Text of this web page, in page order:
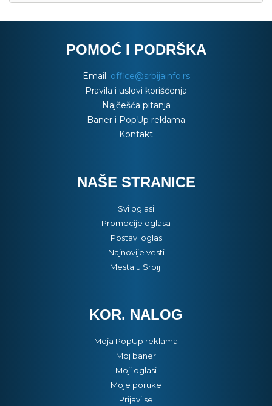
POMOĆ I PODRŠKA
Email: office@srbijainfo.rs
Pravila i uslovi korišćenja
Najčešća pitanja
Baner i PopUp reklama
Kontakt
NAŠE STRANICE
Svi oglasi
Promocije oglasa
Postavi oglas
Najnovije vesti
Mesta u Srbiji
KOR. NALOG
Moja PopUp reklama
Moj baner
Moji oglasi
Moje poruke
Prijavi se